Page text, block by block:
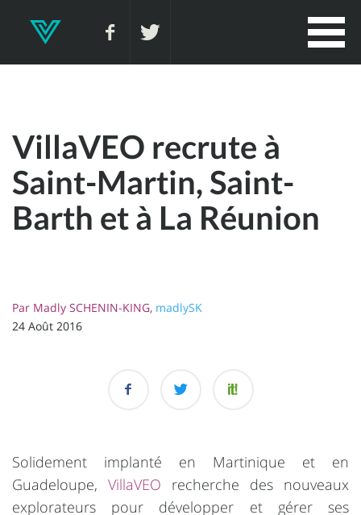
VillaVEO recrute à
Saint-Martin, Saint-
Barth et à La Réunion
Par Madly SCHENIN-KING, madlySK
24 Août 2016
Solidement implanté en Martinique et en
Guadeloupe, VillaVEO recherche des nouveaux
explorateurs pour développer et gérer ses